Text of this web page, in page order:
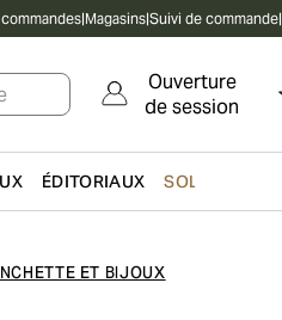
|Magasins|Suivi de commande|
Ouverture
de session
ÉDITORIAUX SOLDES
ET BIJOUX